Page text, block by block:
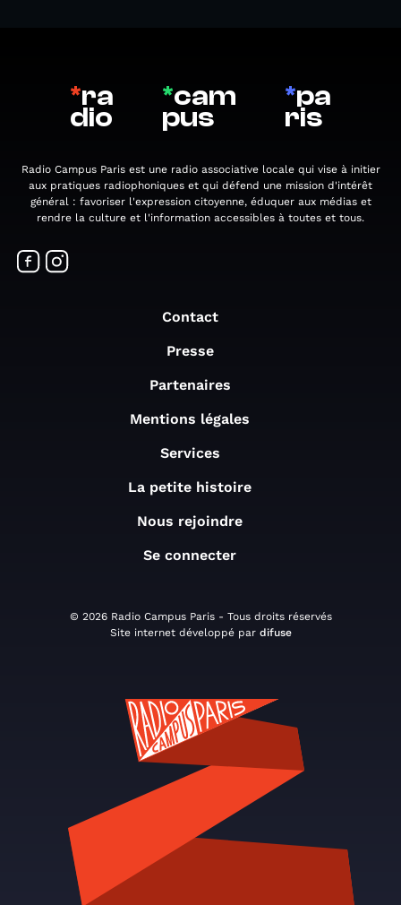
*ra
dio
*cam
pus
*pa
ris
Radio Campus Paris est une radio associative locale qui vise à initier
aux pratiques radiophoniques et qui défend une mission d'intérêt
général : favoriser l'expression citoyenne, éduquer aux médias et
rendre la culture et l'information accessibles à toutes et tous.
Contact
Presse
Partenaires
Mentions légales
Services
La petite histoire
Nous rejoindre
Se connecter
© 2026 Radio Campus Paris - Tous droits réservés
Site internet développé par difuse